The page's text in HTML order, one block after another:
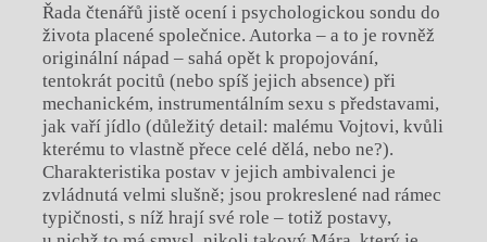
Řada čtenářů jistě ocení i psychologickou sondu do
života placené společnice. Autorka – a to je rovněž
originální nápad – sahá opět k propojování,
tentokrát pocitů (nebo spíš jejich absence) při
mechanickém, instrumentálním sexu s představami,
jak vaří jídlo (důležitý detail: malému Vojtovi, kvůli
kterému to vlastně přece celé dělá, nebo ne?).
Charakteristika postav v jejich ambivalenci je
zvládnutá velmi slušně; jsou prokreslené nad rámec
typičnosti, s níž hrají své role – totiž postavy,